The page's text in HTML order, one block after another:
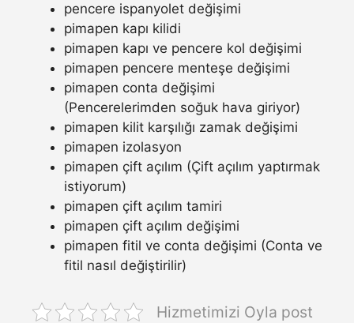
pencere ispanyolet değişimi
pimapen kapı kilidi
pimapen kapı ve pencere kol değişimi
pimapen pencere menteşe değişimi
pimapen conta değişimi
(Pencerelerimden soğuk hava giriyor)
pimapen kilit karşılığı zamak değişimi
pimapen izolasyon
pimapen çift açılım (Çift açılım yaptırmak
istiyorum)
pimapen çift açılım tamiri
pimapen çift açılım değişimi
pimapen fitil ve conta değişimi (Conta ve
fitil nasıl değiştirilir)
Hizmetimizi Oyla post